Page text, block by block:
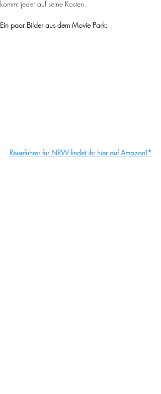
kommt jeder auf seine Kosten.
Ein paar Bilder aus dem Movie Park:
Reiseführer für NRW findet ihr hier auf Amazon!*